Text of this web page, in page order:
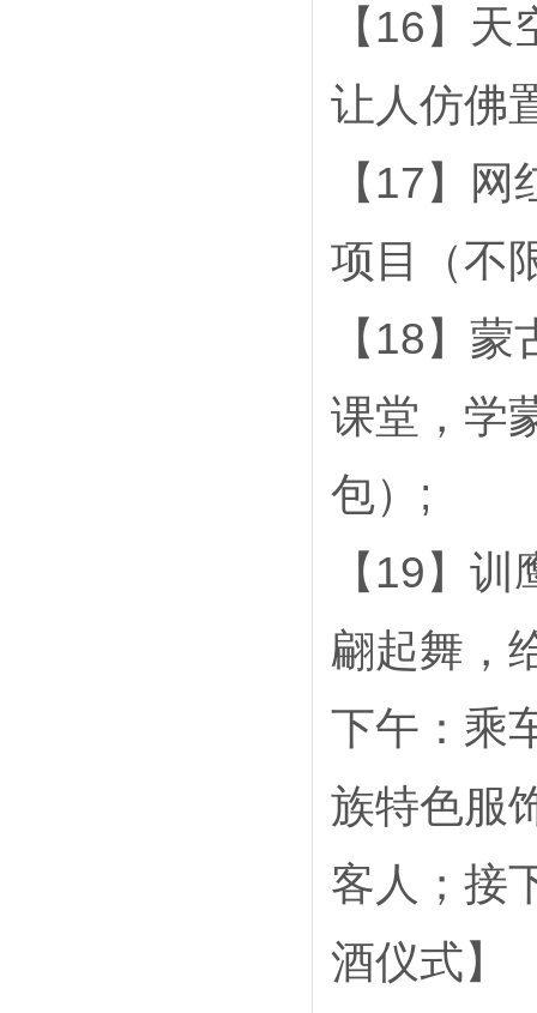
【16】
让人仿佛
【17】
项目（不
【18】
课堂，学
包）;
【19】
翩起舞，
下午：乘
族特色服
客人；接
酒仪式】